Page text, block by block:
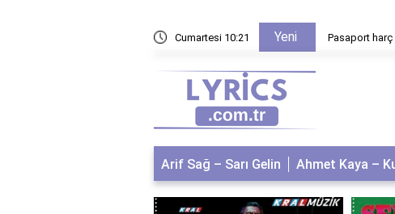
Cumartesi 10:21 Yeni Pasaport harç
Arif Sağ – Sarı Gelin Ahmet Kaya –